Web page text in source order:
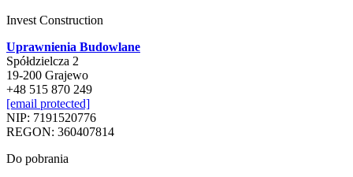
Invest Construction
Uprawnienia Budowlane
Spółdzielcza 2
19-200 Grajewo
+48 515 870 249
[email protected]
NIP: 7191520776
REGON: 360407814
Do pobrania